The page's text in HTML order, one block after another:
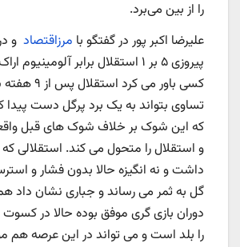
را از بین می‌برد.
علیرضا اکبر پور در گفتگو با مرزاقتصاد و
پیروزی ۵ بر ۱ استقلال برابر
کسی باور می
تساوی بتواند به یک برد پرگل دست
که این شوک بر خلاف شوک های قبل واقعا
و استقلال را متحول می کند. استقلالی
گل به ثمر می رساند و جباری نشان داد
دوران بازی گری موفق بوده حالا در
را بلد است و می تواند در این عرصه هم